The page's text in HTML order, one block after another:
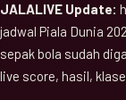
JALALIVE Update:
jadwal Piala Dunia
sepak bola sudah
live score, hasil,